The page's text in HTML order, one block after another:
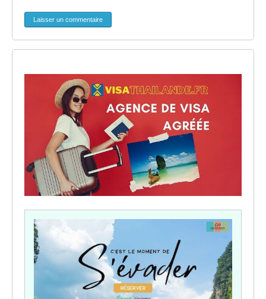
Laisser un commentaire